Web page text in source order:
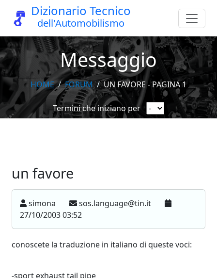
Dizionario Tecnico
dell'Automobilismo
Messaggio
HOME FORUM UN FAVORE - PAGINA 1
Termini che iniziano per
un favore
simona
sos.language@tin.it
27/10/2003 03:52
conoscete la traduzione in italiano di queste voci:
-sport exhaust tail pipe